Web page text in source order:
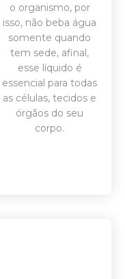
o organismo, por
isso, não beba água
somente quando
tem sede, afinal,
esse líquido é
essencial para todas
as células, tecidos e
órgãos do seu
corpo.